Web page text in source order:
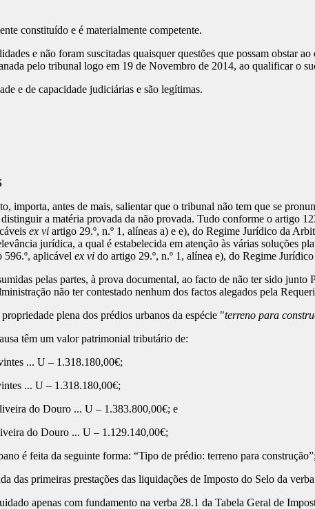
constituído e é materialmente competente.
e não foram suscitadas quaisquer questões que possam obstar
pelo tribunal logo em 19 de Novembro de 2014, ao qualificar o
e de capacidade judiciárias e são legítimas.
importa, antes de mais, salientar que o tribunal não tem que se
a matéria provada da não provada. Tudo conforme o artigo
ex vi artigo 29.º, n.º 1, alíneas a) e e), do Regime Jurídico da
jurídica, a qual é estabelecida em atenção às várias soluções
596.º, aplicável ex vi do artigo 29.º, n.º 1, alínea e), do Regime
pelas partes, à prova documental, ao facto de não ter sido
não ter contestado nenhum dos factos alegados pela
plena dos prédios urbanos da espécie "terreno para
têm um valor patrimonial tributário de:
... U – 1.318.180,00€;
... U – 1.318.180,00€;
do Douro ... U – 1.383.800,00€; e
do Douro ... U – 1.129.140,00€;
é feita da seguinte forma: “Tipo de prédio: terreno para construção”;
primeiras prestações das liquidações de Imposto do Selo da
apenas com fundamento na verba 28.1 da Tabela Geral de